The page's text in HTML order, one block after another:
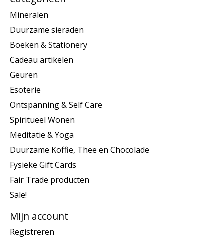
Mineralen
Duurzame sieraden
Boeken & Stationery
Cadeau artikelen
Geuren
Esoterie
Ontspanning & Self Care
Spiritueel Wonen
Meditatie & Yoga
Duurzame Koffie, Thee en Chocolade
Fysieke Gift Cards
Fair Trade producten
Sale!
Mijn account
Registreren